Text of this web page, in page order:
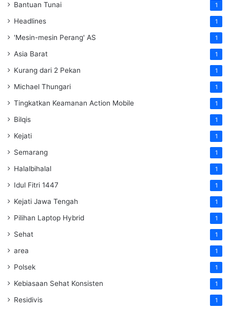
Bantuan Tunai 1
Headlines 1
'Mesin-mesin Perang' AS 1
Asia Barat 1
Kurang dari 2 Pekan 1
Michael Thungari 1
Tingkatkan Keamanan Action Mobile 1
Bilqis 1
Kejati 1
Semarang 1
Halalbihalal 1
Idul Fitri 1447 1
Kejati Jawa Tengah 1
Pilihan Laptop Hybrid 1
Sehat 1
area 1
Polsek 1
Kebiasaan Sehat Konsisten 1
Residivis 1